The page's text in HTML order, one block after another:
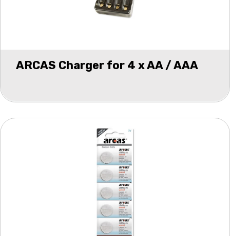
ARCAS Charger for 4 x AA / AAA